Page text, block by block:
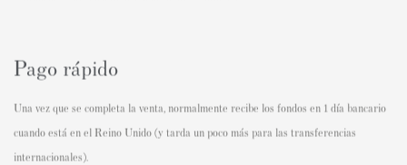
Pago rápido
Una vez que se completa la venta, normalmente recibe los fondos en 1 día bancario
cuando está en el Reino Unido (y tarda un poco más para las transferencias
internacionales).